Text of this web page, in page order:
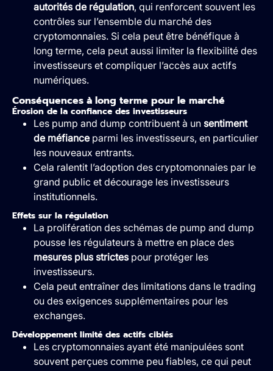
autorités de régulation, qui renforcent souvent les
contrôles sur l’ensemble du marché des
cryptomonnaies. Si cela peut être bénéfique à
long terme, cela peut aussi limiter la flexibilité des
investisseurs et compliquer l’accès aux actifs
numériques.
Conséquences à long terme pour le marché
Érosion de la confiance des investisseurs
Les pump and dump contribuent à un sentiment
de méfiance parmi les investisseurs, en particulier
les nouveaux entrants.
Cela ralentit l’adoption des cryptomonnaies par le
grand public et décourage les investisseurs
institutionnels.
Effets sur la régulation
La prolifération des schémas de pump and dump
pousse les régulateurs à mettre en place des
mesures plus strictespour protéger les
investisseurs.
Cela peut entraîner des limitations dans le trading
ou des exigences supplémentaires pour les
exchanges.
Développement limité des actifs ciblés
Les cryptomonnaies ayant été manipulées sont
souvent perçues comme peu fiables, ce qui peut